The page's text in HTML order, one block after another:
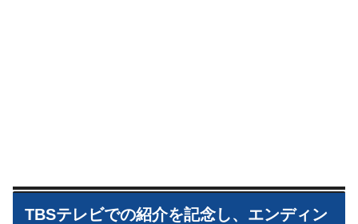
TBSテレビでの紹介を記念し、エンディン